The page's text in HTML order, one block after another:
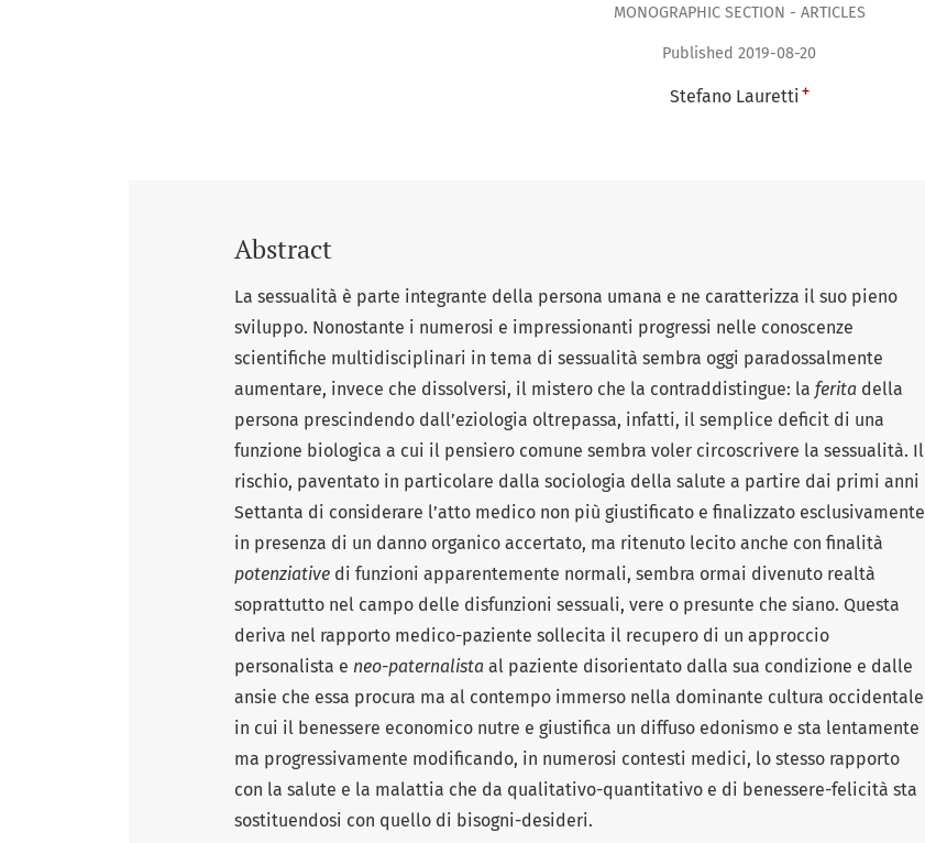
MONOGRAPHIC SECTION - ARTICLES
Published 2019-08-20
Stefano Lauretti +
Abstract
La sessualità è parte integrante della persona umana e ne caratterizza il suo pieno
sviluppo. Nonostante i numerosi e impressionanti progressi nelle conoscenze
scientifiche multidisciplinari in tema di sessualità sembra oggi paradossalmente
aumentare, invece che dissolversi, il mistero che la contraddistingue: la ferita della
persona prescindendo dall’eziologia oltrepassa, infatti, il semplice deficit di una
funzione biologica a cui il pensiero comune sembra voler circoscrivere la sessualità. Il
rischio, paventato in particolare dalla sociologia della salute a partire dai primi anni
Settanta di considerare l’atto medico non più giustificato e finalizzato esclusivamente
in presenza di un danno organico accertato, ma ritenuto lecito anche con finalità
potenziative di funzioni apparentemente normali, sembra ormai divenuto realtà
soprattutto nel campo delle disfunzioni sessuali, vere o presunte che siano. Questa
deriva nel rapporto medico-paziente sollecita il recupero di un approccio
personalista e neo-paternalista al paziente disorientato dalla sua condizione e dalle
ansie che essa procura ma al contempo immerso nella dominante cultura occidentale
in cui il benessere economico nutre e giustifica un diffuso edonismo e sta lentamente
ma progressivamente modificando, in numerosi contesti medici, lo stesso rapporto
con la salute e la malattia che da qualitativo-quantitativo e di benessere-felicità sta
sostituendosi con quello di bisogni-desideri.